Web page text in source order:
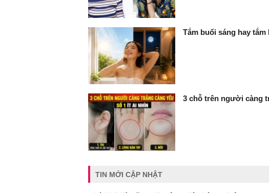
Tắm buổi sáng hay
3 chỗ trên người càng
TIN MỚI CẬP NHẬT